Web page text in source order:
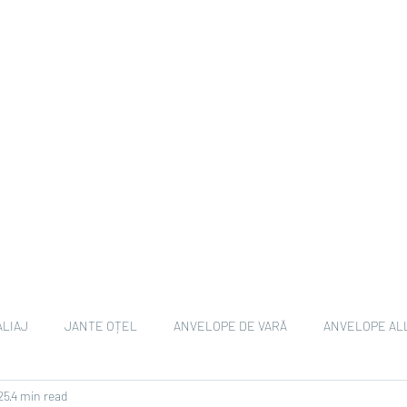
JANTE OȚEL ANVELOPE DE VARĂ ANVELOPE
ANVELOPE EV
4 min read